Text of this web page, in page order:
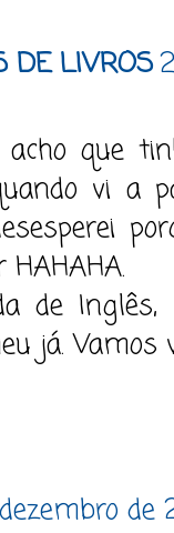
DE LIVROS
que
vi a
de
já.
de